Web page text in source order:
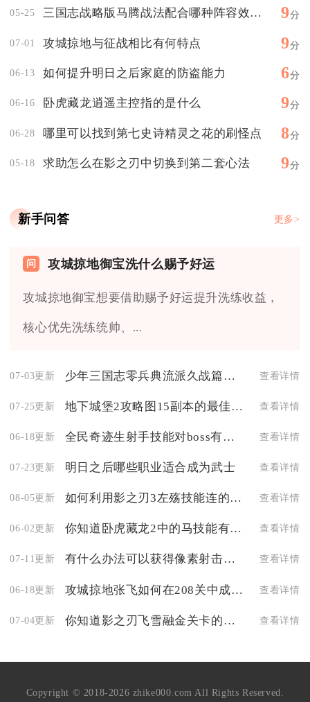
05-25 三国志战略版马腾战法配合哪种阵容效果更好 9分
07-01 攻城掠地与征战相比有何特点 9分
06-13 如何提升明日之后家庭的防盗能力 6分
06-16 卧虎藏龙逍遥主控指的是什么 9分
06-28 哪里可以找到第七史诗精灵之花的刷怪点 8分
05-18 求助怎么在影之刃中切换到第二套心法 9分
新手问答 更多>
攻城掠地御宝洗什么赐予好运
攻城掠地御宝想要借助赐予好运提升洗练收益，
核心优先洗练统帅、...
07-03更新 少年三国志零兵典流派久战篇中的对战模式是否具备多样性 查看详情
07-25更新 地下城堡2攻略图15副本的最佳阵容 查看详情
06-18更新 全民奇迹生射手技能对boss有额外伤害吗 查看详情
07-23更新 明日之后哪些职业适合成为武士 查看详情
08-05更新 如何利用影之刃3左殇技能连的控制能力打断敌人的技能 查看详情
06-02更新 你知道卧虎藏龙2中的马技能有哪些吗 查看详情
07-11更新 有什么办法可以获得像素射击的属性点吗 查看详情
06-18更新 攻城掠地张飞如何在208关中成功过关 查看详情
07-04更新 你知道影之刃飞雪融金关卡的位置吗 查看详情
Copyright © 2018-2026 zhike000.com All Rights Reserved.